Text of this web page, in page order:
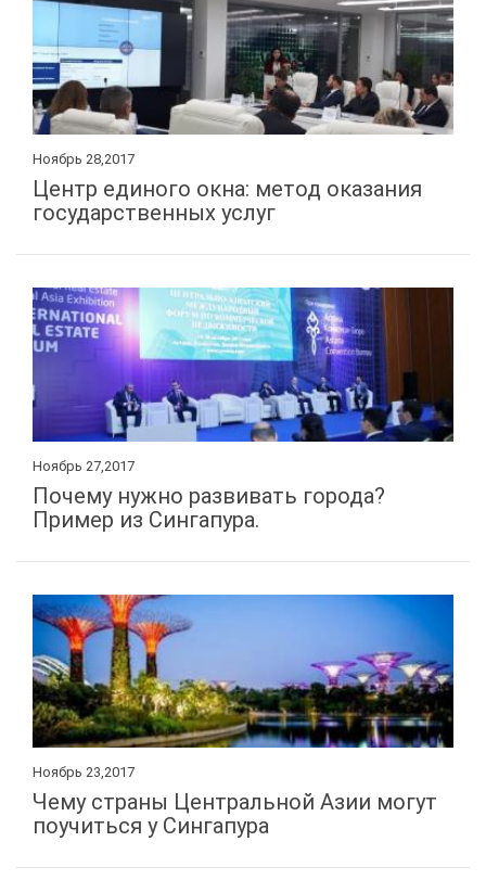
Ноябрь 28,2017
Центр единого окна: метод оказания
государственных услуг
Ноябрь 27,2017
Почему нужно развивать города?
Пример из Сингапура.
Ноябрь 23,2017
Чему страны Центральной Азии могут
поучиться у Сингапура